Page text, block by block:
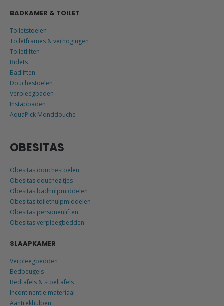
BADKAMER & TOILET
Toiletstoelen
Toiletframes & verhogingen
Toiletliften
Bidets
Badliften
Douchestoelen
Verpleegbaden
Instapbaden
AquaPick Monddouche
OBESITAS
Obesitas douchestoelen
Obesitas douchezitjes
Obesitas badhulpmiddelen
Obesitas toilethulpmiddelen
Obesitas personenliften
Obesitas verpleegbedden
SLAAPKAMER
Verpleegbedden
Bedbeugels
Bedtafels & stoeltafels
Incontinentie materiaal
Aantrekhulpen